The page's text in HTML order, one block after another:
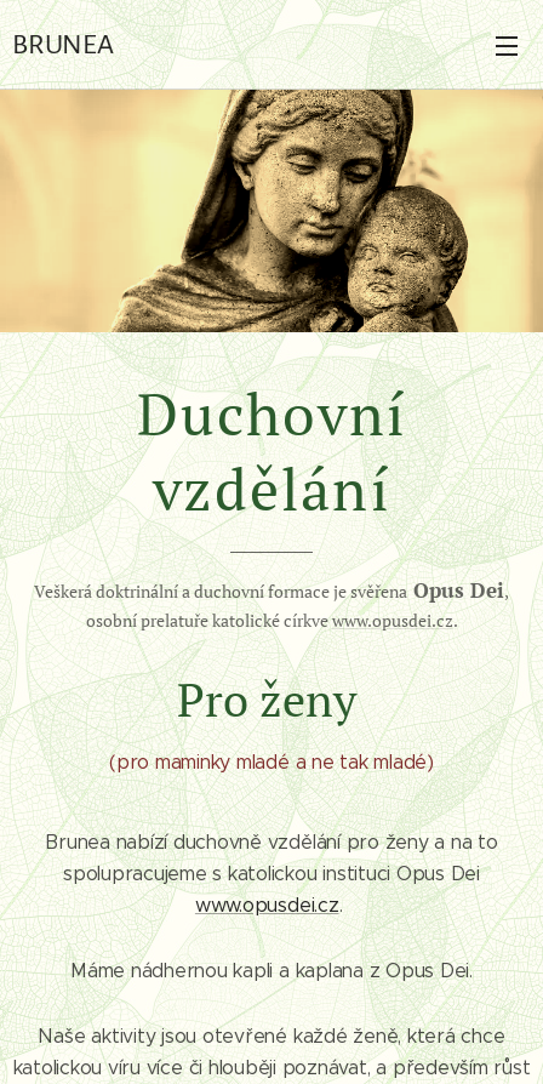
BRUNEA
Duchovní
vzdělání
Veškerá doktrinální a duchovní formace je svěřenaOpus Dei,
osobní prelatuře katolické církvewww.opusdei.cz.
Pro ženy
(pro maminky mladé a ne tak mladé)
Brunea nabízí duchovně vzdělání pro ženy a na to
spolupracujeme s katolickou instituci Opus Dei
www.opusdei.cz.
Máme nádhernou kapli a kaplana z Opus Dei.
Naše aktivity jsou otevřené každé ženě, která chce
katolickou víru více či hlouběji poznávat, a především růst